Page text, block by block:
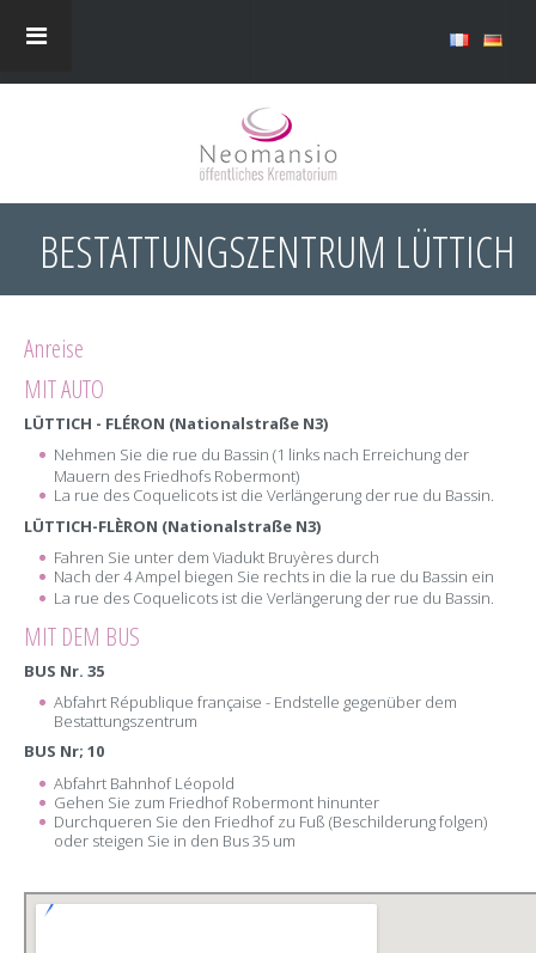
BESTATTUNGSZENTRUM LÜTTICH
Anreise
MIT AUTO
LÜTTICH - FLÉRON (Nationalstraße N3)
Nehmen Sie die rue du Bassin (1 links nach Erreichung der
Mauern des Friedhofs Robermont)
La rue des Coquelicots ist die Verlängerung der rue du Bassin.
LÜTTICH-FLÈRON (Nationalstraße N3)
Fahren Sie unter dem Viadukt Bruyères durch
Nach der 4Ampel biegen Sie rechts in die la rue du Bassin ein
La rue des Coquelicots ist die Verlängerung der rue du Bassin.
MIT DEM BUS
BUS Nr. 35
Abfahrt République française - Endstelle gegenüber dem
Bestattungszentrum
BUS Nr; 10
Abfahrt Bahnhof Léopold
Gehen Sie zum Friedhof Robermont hinunter
Durchqueren Sie den Friedhof zu Fuß (Beschilderung folgen)
oder steigen Sie in den Bus 35 um